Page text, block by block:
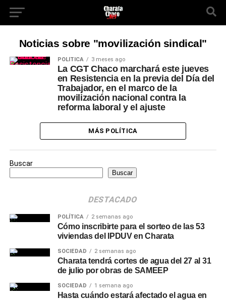
Noticias sobre "movilización sindical"
POLÍTICA 3 meses ago
La CGT Chaco marchará este jueves
en Resistencia en la previa del Día del
Trabajador, en el marco de la
movilización nacional contra la
reforma laboral y el ajuste
MÁS POLÍTICA
Buscar
Buscar
DESTACADO
POLÍTICA 2 semanas ago
Cómo inscribirte para el sorteo de las 53
viviendas del IPDUV en Charata
SOCIEDAD 2 semanas ago
Charata tendrá cortes de agua del 27 al 31
de julio por obras de SAMEEP
SOCIEDAD 1 semana ago
Hasta cuándo estará afectado el agua en